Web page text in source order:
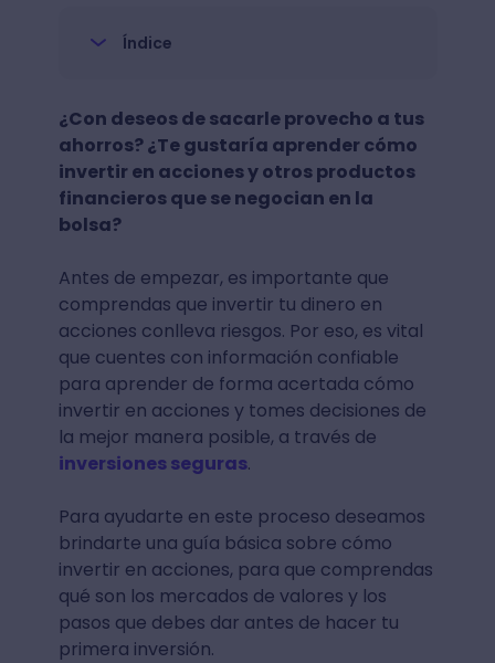
Índice
¿Con deseos de sacarle provecho a tus
ahorros? ¿Te gustaría aprender cómo
invertir en acciones y otros productos
financieros que se negocian en la
bolsa?
Antes de empezar, es importante que
comprendas que invertir tu dinero en
acciones conlleva riesgos. Por eso, es vital
que cuentes con información confiable
para aprender de forma acertada cómo
invertir en acciones y tomes decisiones de
la mejor manera posible, a través de
inversiones seguras.
Para ayudarte en este proceso deseamos
brindarte una guía básica sobre cómo
invertir en acciones, para que comprendas
qué son los mercados de valores y los
pasos que debes dar antes de hacer tu
primera inversión.